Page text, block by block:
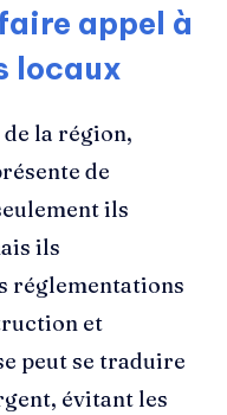
appel à
locaux
la région,
de
ils
ils
réglementations
et
peut se traduire
évitant les